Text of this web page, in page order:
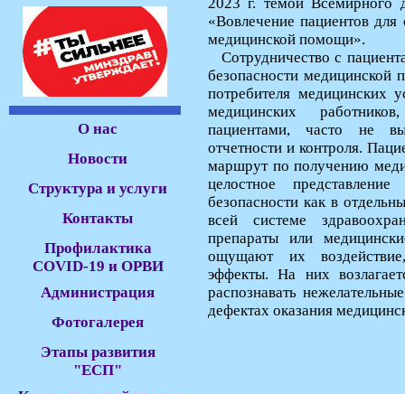
О нас
Новости
Структура и услуги
Контакты
Профилактика
COVID-19 и ОРВИ
Администрация
Фотогалерея
Этапы развития
"ЕСП"
«Вовлечение пациентов для
медицинской помощи».
Сотрудничество с
безопасности медицинской
потребителя медицинских
медицинских
пациентами, часто не
отчетности и контроля.
маршрут по получению
целостное
безопасности как в
всей системе
препараты или
ощущают их
эффекты. На них
распознавать
дефектах оказания